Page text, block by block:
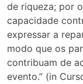
de riqueza; por
capacidade
expressar a
modo que os
contribuam de
evento.” (in